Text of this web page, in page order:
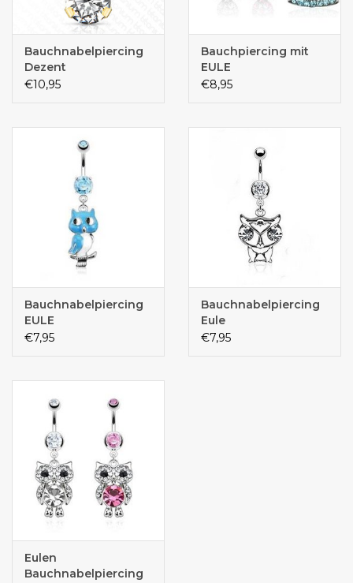
Bauchnabelpiercing
Dezent
€10,95
Bauchpiercing mit
EULE
€8,95
Bauchnabelpiercing
EULE
€7,95
Bauchnabelpiercing
Eule
€7,95
Eulen
Bauchnabelpiercing